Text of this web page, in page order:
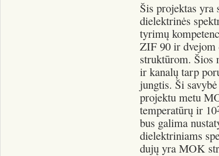
Šis projektas
dielektrinės
tyrimų
ZIF 90 ir
struktūrom. Šios
ir kanalų tarp
jungtis. Ši
projektu metu
temperatūrų ir 10
bus galima
dielektriniams
dujų yra MOK